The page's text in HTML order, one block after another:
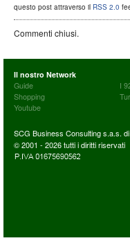
questo post attraverso il RSS 2.0
Commenti chiusi.
Il nostro Network
Guide
I
Shopping
Youtube
SCG Business Consulting s.a.s.
© 2001 - 2026 tutti i diritti riservati